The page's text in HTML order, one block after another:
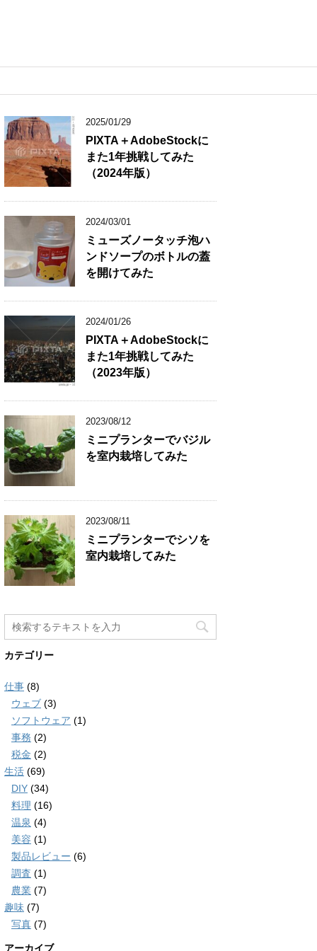
2025/01/29
PIXTA＋AdobeStockに
また1年挑戦してみた
（2024年版）
2024/03/01
ミューズノータッチ泡ハ
ンドソープのボトルの蓋
を開けてみた
2024/01/26
PIXTA＋AdobeStockに
また1年挑戦してみた
（2023年版）
2023/08/12
ミニプランターでバジル
を室内栽培してみた
2023/08/11
ミニプランターでシソを
室内栽培してみた
カテゴリー
仕事 (8)
ウェブ (3)
ソフトウェア (1)
事務 (2)
税金 (2)
生活 (69)
DIY (34)
料理 (16)
温泉 (4)
美容 (1)
製品レビュー (6)
調査 (1)
農業 (7)
趣味 (7)
写真 (7)
アーカイブ